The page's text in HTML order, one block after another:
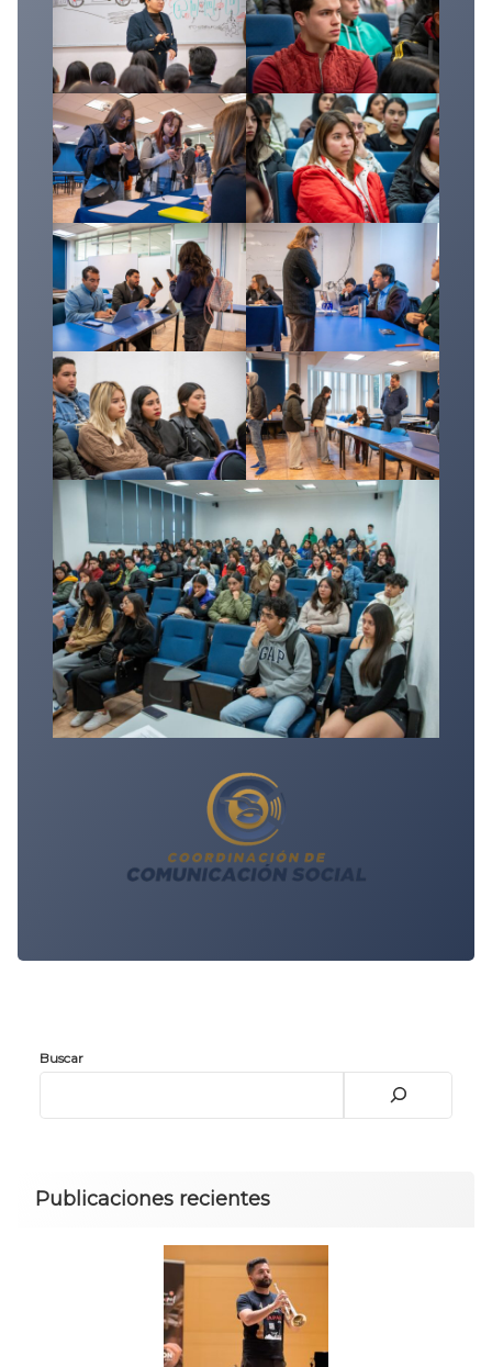
Buscar
Publicaciones recientes